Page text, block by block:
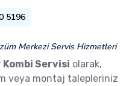
5196
Merkezi Servis Hizmetleri
Servisi olarak,
veya montaj talepleriniz